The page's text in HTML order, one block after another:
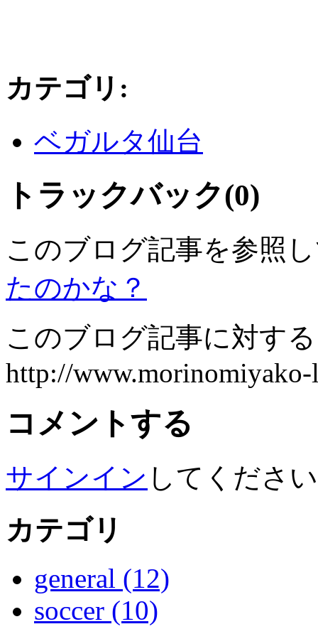
カテゴリ :
ベガルタ仙台
トラックバック(0)
このブログ記事を参照
たのかな？
このブログ記事に対す
http://
コメントする
サインイン してくださ
カテゴリ
general (12)
soccer (10)